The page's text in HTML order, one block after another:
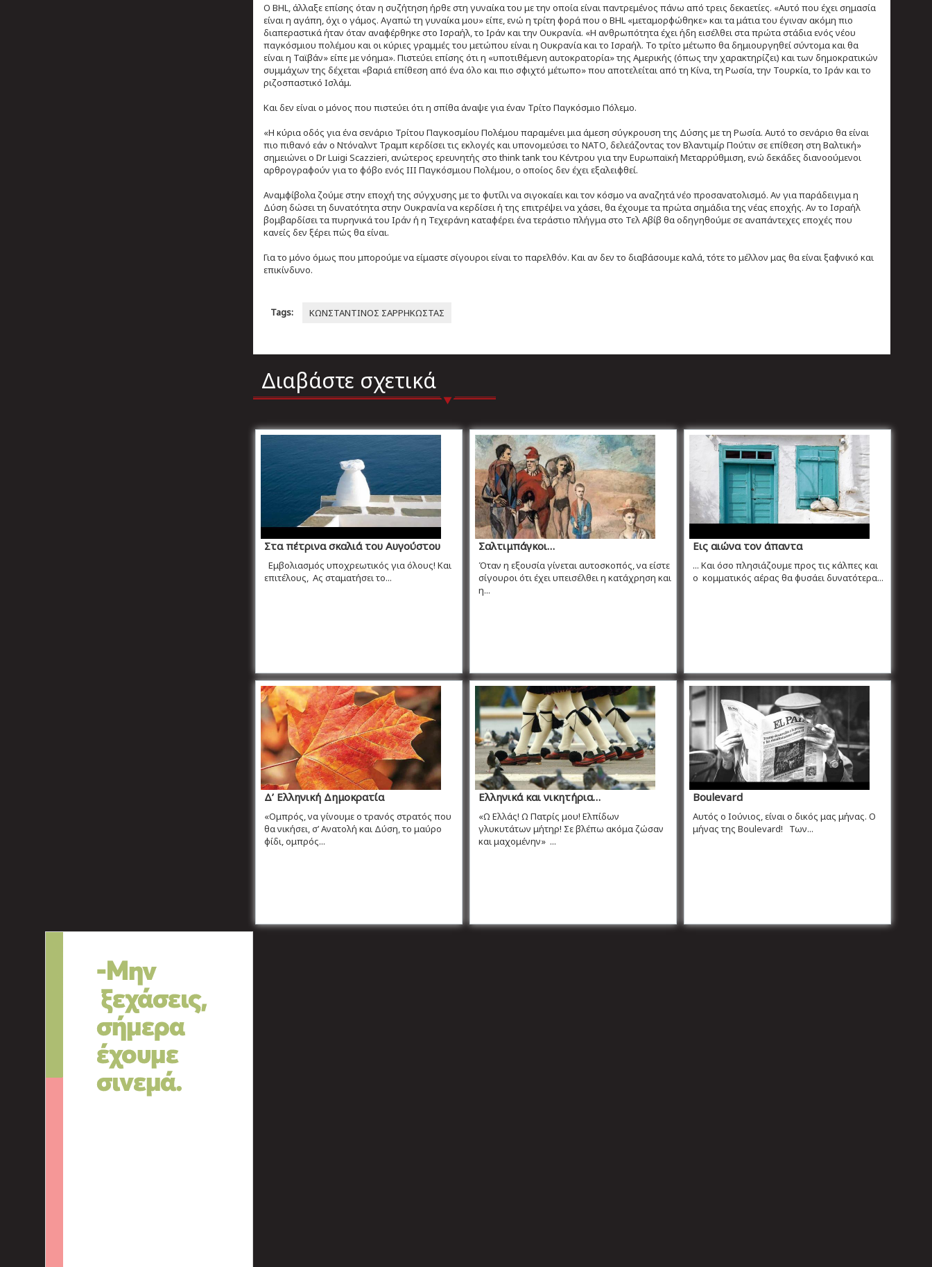
Ο BHL, άλλαξε επίσης όταν η συζήτηση ήρθε στη γυναίκα του με την οποία είναι παντρεμένος πάνω από τρεις δεκαετίες. «Αυτό που έχει σημασία
είναι η αγάπη, όχι ο γάμος. Αγαπώ τη γυναίκα μου» είπε, ενώ η τρίτη φορά που ο BHL «μεταμορφώθηκε» και τα μάτια του έγιναν ακόμη πιο
διαπεραστικά ήταν όταν αναφέρθηκε στο Ισραήλ, το Ιράν και την Ουκρανία. «Η ανθρωπότητα έχει ήδη εισέλθει στα πρώτα στάδια ενός νέου
παγκόσμιου πολέμου και οι κύριες γραμμές του μετώπου είναι η Ουκρανία και το Ισραήλ. Το τρίτο μέτωπο θα δημιουργηθεί σύντομα και θα
είναι η Ταϊβάν» είπε με νόημα». Πιστεύει επίσης ότι η «υποτιθέμενη αυτοκρατορία» της Αμερικής (όπως την χαρακτηρίζει) και των δημοκρατικών
συμμάχων της δέχεται «βαριά επίθεση από ένα όλο και πιο σφιχτό μέτωπο» που αποτελείται από τη Κίνα, τη Ρωσία, την Τουρκία, το Ιράν και το
ριζοσπαστικό Ισλάμ.
Και δεν είναι ο μόνος που πιστεύει ότι η σπίθα άναψε για έναν Τρίτο Παγκόσμιο Πόλεμο.
«Η κύρια οδός για ένα σενάριο Τρίτου Παγκοσμίου Πολέμου παραμένει μια άμεση σύγκρουση της Δύσης με τη Ρωσία. Αυτό το σενάριο θα είναι
πιο πιθανό εάν ο Ντόναλντ Τραμπ κερδίσει τις εκλογές και υπονομεύσει το ΝΑΤΟ, δελεάζοντας τον Βλαντιμίρ Πούτιν σε επίθεση στη Βαλτική»
σημειώνει ο Dr Luigi Scazzieri, ανώτερος ερευνητής στο think tank του Κέντρου για την Ευρωπαϊκή Μεταρρύθμιση, ενώ δεκάδες διανοούμενοι
αρθρογραφούν για το φόβο ενός III Παγκόσμιου Πολέμου, ο οποίος δεν έχει εξαλειφθεί.
Αναμφίβολα ζούμε στην εποχή της σύγχυσης με το φυτίλι να σιγοκαίει και τον κόσμο να αναζητά νέο προσανατολισμό. Αν για παράδειγμα η
Δύση δώσει τη δυνατότητα στην Ουκρανία να κερδίσει ή της επιτρέψει να χάσει, θα έχουμε τα πρώτα σημάδια της νέας εποχής. Αν το Ισραήλ
βομβαρδίσει τα πυρηνικά του Ιράν ή η Τεχεράνη καταφέρει ένα τεράστιο πλήγμα στο Τελ Αβίβ θα οδηγηθούμε σε αναπάντεχες εποχές που
κανείς δεν ξέρει πώς θα είναι.
Για το μόνο όμως που μπορούμε να είμαστε σίγουροι είναι το παρελθόν. Και αν δεν το διαβάσουμε καλά, τότε το μέλλον μας θα είναι ξαφνικό και
επικίνδυνο.
Tags: ΚΩΝΣΤΑΝΤΙΝΟΣ ΣΑΡΡΗΚΩΣΤΑΣ
Διαβάστε σχετικά
Στα πέτρινα σκαλιά του Αυγούστου
Εμβολιασμός υποχρεωτικός για όλους! Και
επιτέλους, Ας σταματήσει το...
Σαλτιμπάγκοι…
Όταν η εξουσία γίνεται αυτοσκοπός, να είστε
σίγουροι ότι έχει υπεισέλθει η κατάχρηση και
η...
Εις αιώνα τον άπαντα
... Και όσο πλησιάζουμε προς τις κάλπες και
ο κομματικός αέρας θα φυσάει δυνατότερα...
Δ’ Ελληνική Δημοκρατία
«Ομπρός, να γίνουμε ο τρανός στρατός που
θα νικήσει, σ’ Ανατολή και Δύση, το μαύρο
φίδι, ομπρός...
Ελληνικά και νικητήρια…
«Ω Ελλάς! Ω Πατρίς μου! Ελπίδων
γλυκυτάτων μήτηρ! Σε βλέπω ακόμα ζώσαν
και μαχομένην» ...
Boulevard
Αυτός ο Ιούνιος, είναι ο δικός μας μήνας. Ο
μήνας της Boulevard! Των...